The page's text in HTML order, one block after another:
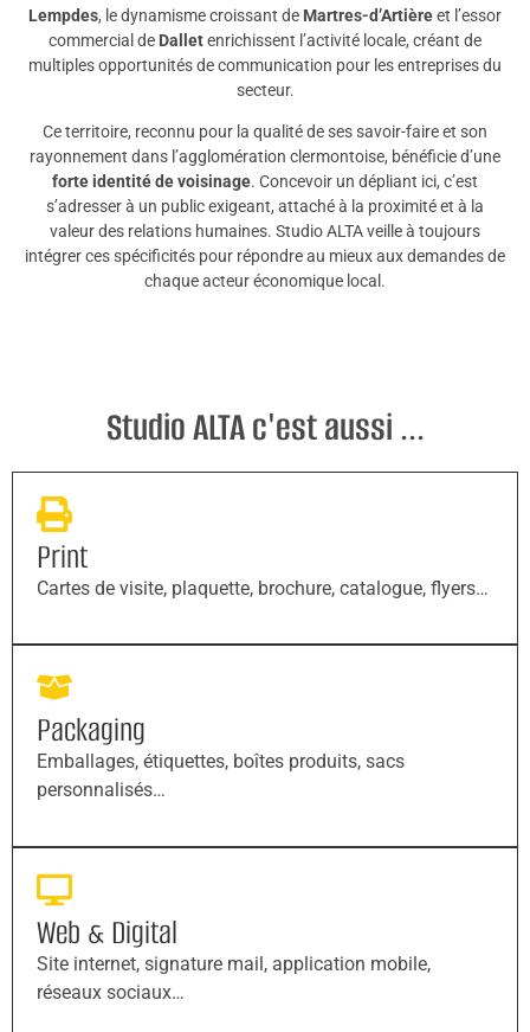
Lempdes, le dynamisme croissant de Martres-d’Artièreet l’essor
commercial de Dalletenrichissent l’activité locale, créant de
multiples opportunités de communication pour les entreprises du
secteur.
Ce territoire, reconnu pour la qualité de ses savoir-faire et son
rayonnement dans l’agglomération clermontoise, bénéficie d’une
forte identité de voisinage. Concevoir un dépliant ici, c’est
s’adresser à un public exigeant, attaché à la proximité et à la
valeur des relations humaines. Studio ALTA veille à toujours
intégrer ces spécificités pour répondre au mieux aux demandes de
chaque acteur économique local.
Studio ALTA c'est aussi ...
Print
Cartes de visite, plaquette, brochure, catalogue, flyers…
Packaging
Emballages, étiquettes, boîtes produits, sacs
personnalisés…
Web & Digital
Site internet, signature mail, application mobile,
réseaux sociaux…